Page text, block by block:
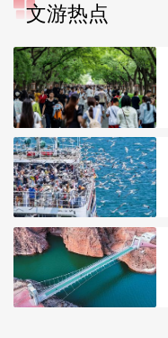
文游热点